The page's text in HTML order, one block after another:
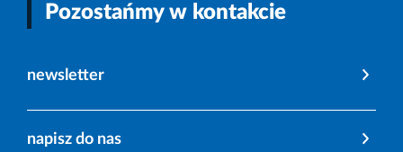
Pozostańmy w kontakcie
newsletter
napisz do nas